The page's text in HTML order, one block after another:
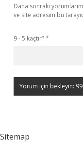
Daha sonraki
ve site adresim bu
9 - 5 kaçtır?*
Sitemap